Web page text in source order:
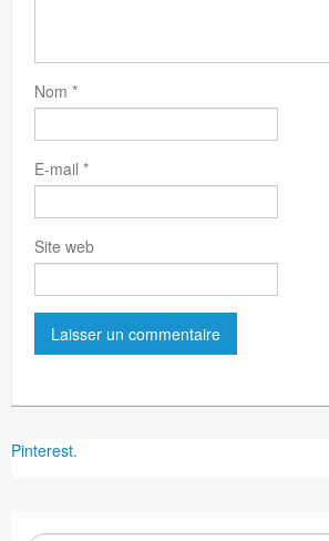
Nom *
E-mail *
Site web
Pinterest.